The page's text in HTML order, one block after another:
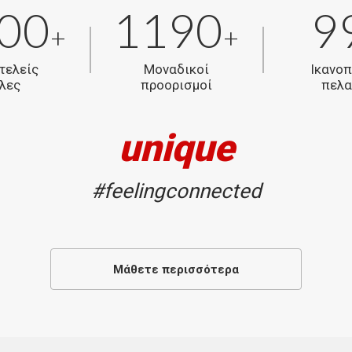
+ 1190+
Μοναδικοί
προορισμοί
unique
#feelingconnected
Μάθετε περισσότερα